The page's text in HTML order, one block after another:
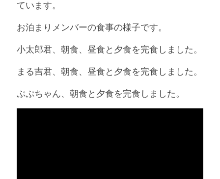
ています。
お泊まりメンバーの食事の様子です。
小太郎君、朝食、昼食と夕食を完食しました。
まる吉君、朝食、昼食と夕食を完食しました。
ぷぷちゃん、朝食と夕食を完食しました。